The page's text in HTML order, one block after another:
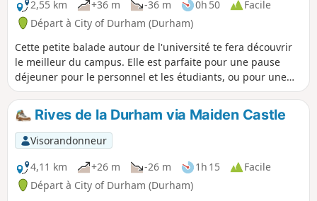
2,55 km +36 m -36 m 0h 50
Facile
Départ à City of Durham (Durham)
Cette petite balade autour de l'université te fera découvrir
le meilleur du campus. Elle est parfaite pour une pause
déjeuner pour le personnel et les étudiants, ou pour une
balade plus longue incluant les jardins botaniques et le
musée oriental. Le parcours est accessible, mais prépare-toi
à une montée raide dans les jardins botaniques.
Rives de la Durham via Maiden Castle
Visorandonneur
4,11 km
+26 m -26 m 1h 15
Facile
Départ à City of Durham (Durham)